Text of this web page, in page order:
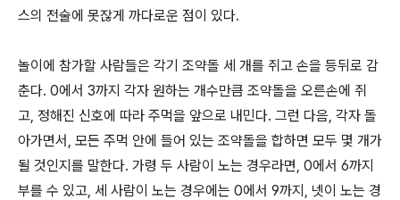
스의 전술에 못잖게 까다로운 점이 있다.
놀이에 참가할 사람들은 각기 조약돌 세 개를 쥐고 손을 등뒤로 감
춘다. 0에서 3까지 각자 원하는 개수만큼 조약돌을 오른손에 쥐
고, 정해진 신호에 따라 주먹을 앞으로 내민다. 그런 다음, 각자 돌
아가면서, 모든 주먹 안에 들어 있는 조약돌을 합하면 모두 몇 개가
될 것인지를 말한다. 가령 두 사람이 노는 경우라면, 0에서 6까지
부를 수 있고, 세 사람이 노는 경우에는 0에서 9까지, 넷이 노는 경